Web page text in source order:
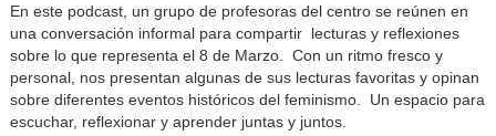
En este podcast, un grupo de profesoras del centro se reúnen en
una conversación informal para compartir lecturas y reflexiones
sobre lo que representa el 8 de Marzo. Con un ritmo fresco y
personal, nos presentan algunas de sus lecturas favoritas y opinan
sobre diferentes eventos históricos del feminismo. Un espacio para
escuchar, reflexionar y aprender juntas y juntos.